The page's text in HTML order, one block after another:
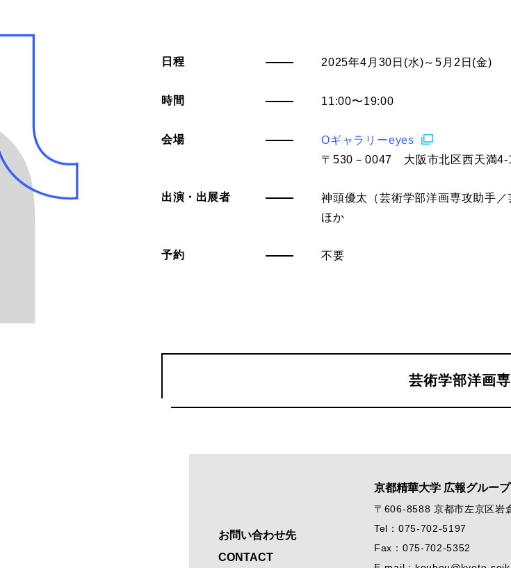
日程 2025年4月30日(水)～5月2日(金)
時間 11:00〜19:00
会場
Oギャラリーeyes
〒530－0047 大阪市北区西天満4-
出演・出展者
神頭優太（芸術学部洋画専攻助手／
ほか
予約 不要
芸術学部洋画
お問い合わせ先
CONTACT
京都精華大学 広報グループ
〒606-8588 京都市左京区岩
Tel：075-702-5197
Fax：075-702-5352